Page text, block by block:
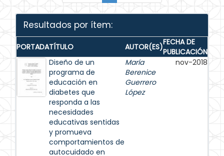
Resultados por ítem:
PORTADATÍTULO AUTOR(ES)FECHA DE
PUBLICACIÓN
Diseño de un
programa de
educación en
diabetes que
responda a las
necesidades
educativas sentidas
y promueva
comportamientos de
autocuidado en
María
Berenice
Guerrero
López
nov-2018